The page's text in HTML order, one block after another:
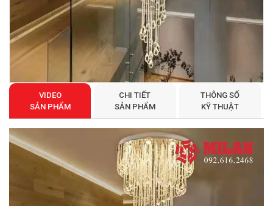
VIDEO
SẢN PHẨM
CHI TIẾT
SẢN PHẨM
THÔNG SỐ
KỸ THUẬT